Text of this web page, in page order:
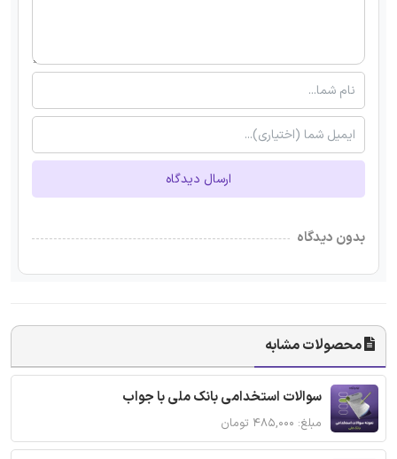
ارسال دیدگاه
بدون دیدگاه
محصولات مشابه
سوالات استخدامی بانک ملی با جواب
مبلغ: ۴۸۵,۰۰۰ تومان